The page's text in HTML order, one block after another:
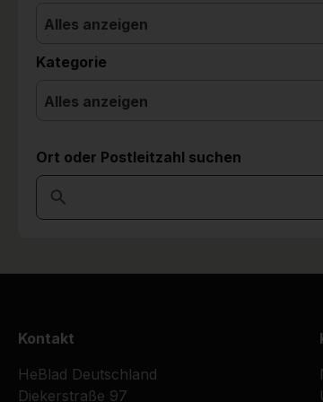
Alles anzeigen
Kategorie
Alles anzeigen
Ort oder Postleitzahl suchen
Kontakt
HeBlad Deutschland
Diekerstraße 97